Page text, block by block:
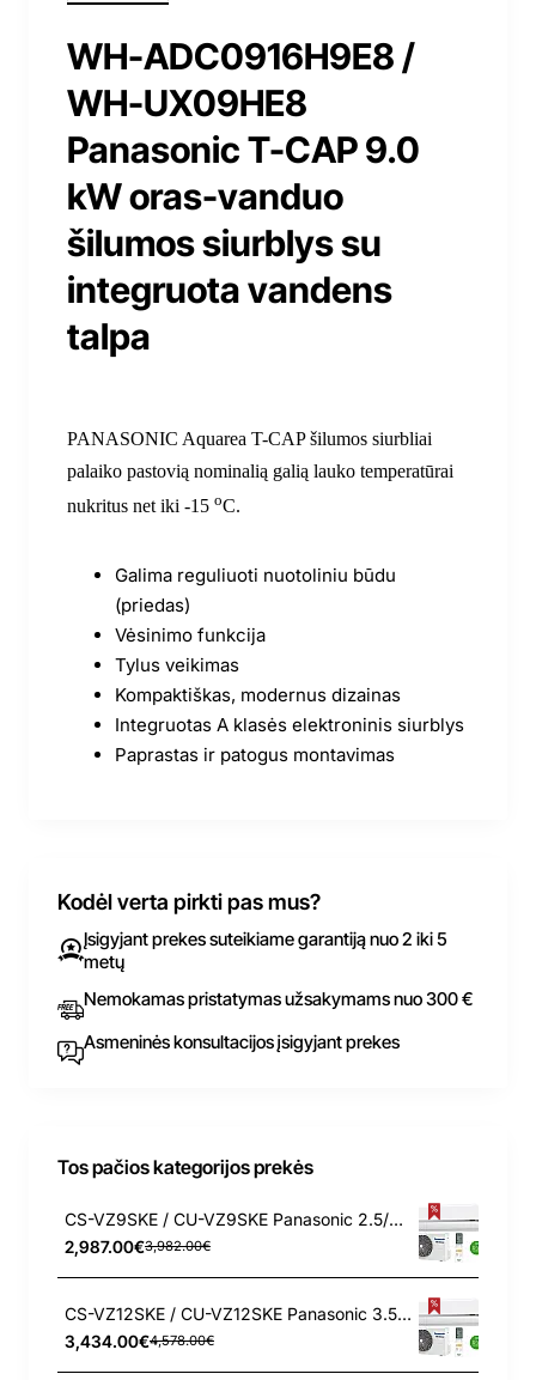
WH-ADC0916H9E8 /
WH-UX09HE8
Panasonic T-CAP 9.0
kW oras-vanduo
šilumos siurblys su
integruota vandens
talpa
PANASONIC Aquarea T-CAP šilumos siurbliai
palaiko pastovią nominalią galią lauko temperatūrai
nukritus net iki -15 oC.
Galima reguliuoti nuotoliniu būdu
(priedas)
Vėsinimo funkcija
Tylus veikimas
Kompaktiškas, modernus dizainas
Integruotas A klasės elektroninis siurblys
Paprastas ir patogus montavimas
Kodėl verta pirkti pas mus?
Įsigyjant prekes suteikiame garantiją nuo 2 iki 5
metų
Nemokamas pristatymas užsakymams nuo 300 €
Asmeninės konsultacijos įsigyjant prekes
Tos pačios kategorijos prekės
CS-VZ9SKE / CU-VZ9SKE Panasonic 2.5/3.6 kW šilumos siurblys
2,987.00€3,982.00€
CS-VZ12SKE / CU-VZ12SKE Panasonic 3.5/4.2 kW šilumos siurblys
3,434.00€4,578.00€